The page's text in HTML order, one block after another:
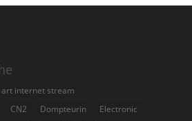
art internet stream
CN2 Dompteurin
Electronic